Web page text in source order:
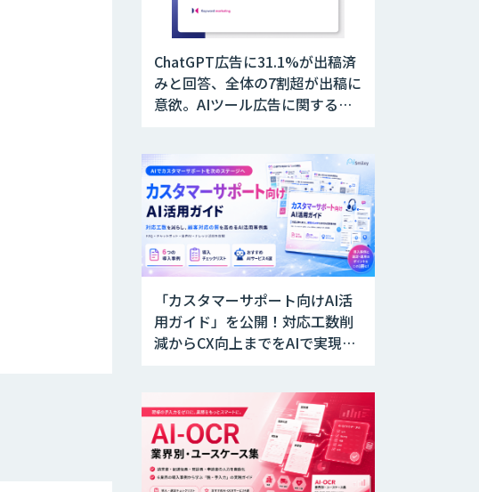
ChatGPT広告に31.1%が出稿済
みと回答、全体の7割超が出稿に
意欲。AIツール広告に関する実
「カスタマーサポート向けAI活
用ガイド」を公開！対応工数削
減からCX向上までをAIで実現す